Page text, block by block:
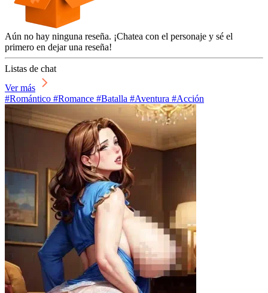
Aún no hay ninguna reseña. ¡Chatea con el personaje y sé el
primero en dejar una reseña!
Listas de chat
Ver más
#Romántico #Romance #Batalla #Aventura #Acción